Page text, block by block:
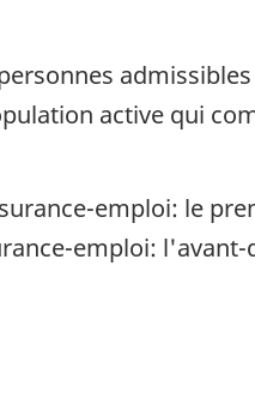
active qui
emploi: le
emploi: